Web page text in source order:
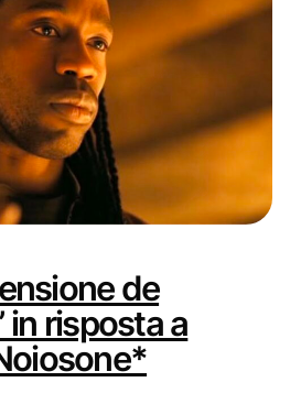
de
in risposta a